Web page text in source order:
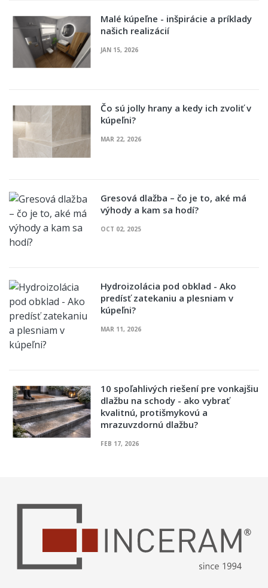
Malé kúpeľne - inšpirácie a príklady
našich realizácií
JAN 15, 2026
Čo sú jolly hrany a kedy ich zvoliť v
kúpeľni?
MAR 22, 2026
Gresová dlažba – čo je to, aké má
výhody a kam sa hodí?
OCT 02, 2025
Hydroizolácia pod obklad - Ako
predísť zatekaniu a plesniam v
kúpeľni?
MAR 11, 2026
10 spoľahlivých riešení pre vonkajšiu
dlažbu na schody - ako vybrať
kvalitnú, protišmykovú a
mrazuvzdornú dlažbu?
FEB 17, 2026